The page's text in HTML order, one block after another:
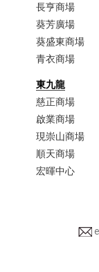
長亨商場
葵芳廣場
葵盛東商場
青衣商場​
東九龍
慈正商場​
啟業商場​
現崇山商場​
順天商場​
宏暉中心